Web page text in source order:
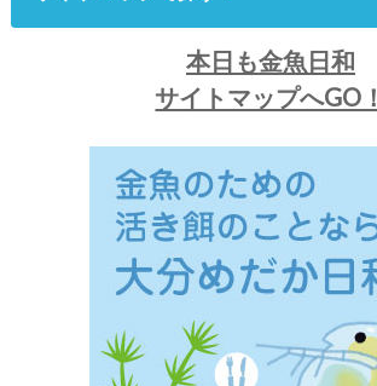
本日も金魚日和
サイトマップへGO！